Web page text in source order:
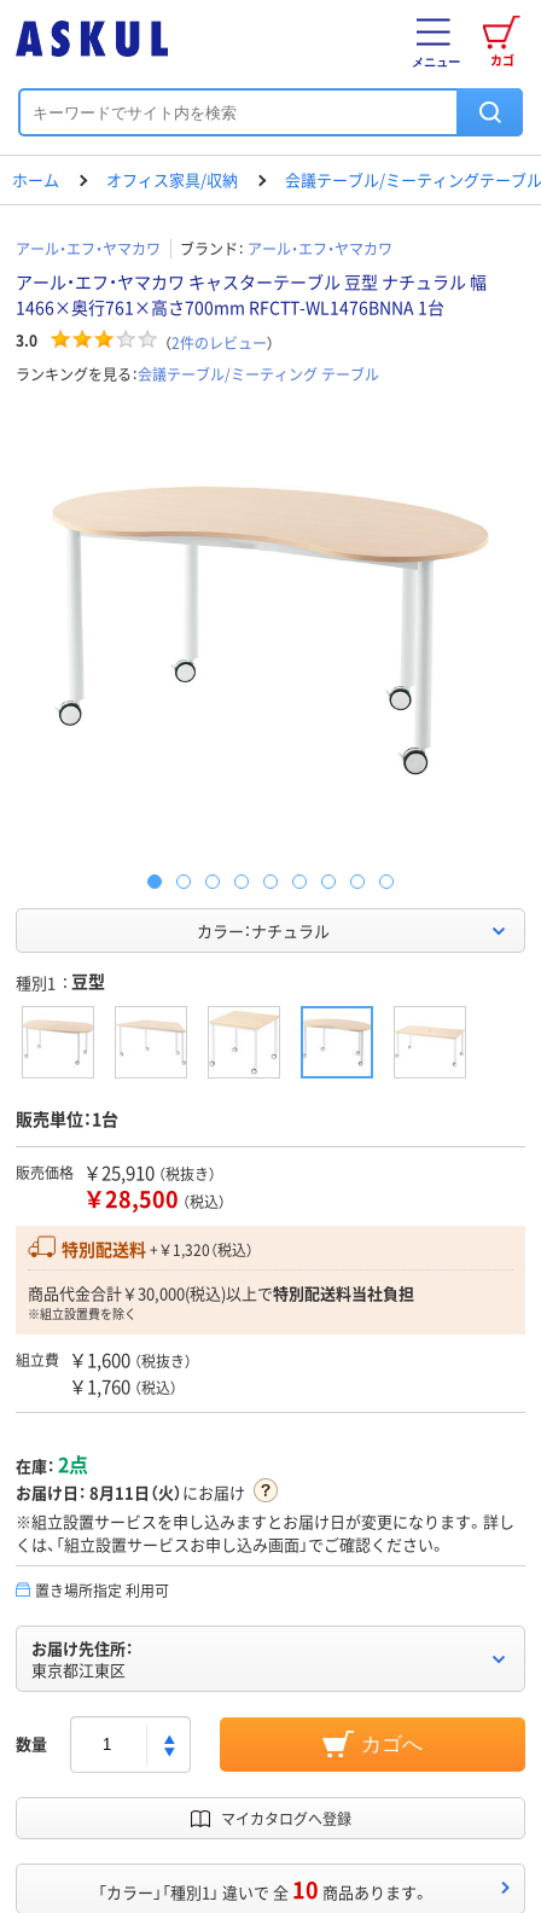
カゴ
メニュー
ホーム オフィス家具/収納 会議テーブル/ミーティングテーブル
アール・エフ・ヤマカワ ブランド： アール・エフ・ヤマカワ
アール・エフ・ヤマカワ キャスターテーブル 豆型 ナチュラル 幅
1466×奥行761×高さ700mm RFCTT-WL1476BNNA 1台
3.0 （2件のレビュー）
ランキングを見る：会議テーブル/ミーティング テーブル
カラー：ナチュラル
種別1 豆型
販売単位：1台
販売価格 ￥25,910 （税抜き）
￥28,500 （税込）
特別配送料+￥1,320（税込）
商品代金合計￥30,000(税込)以上で特別配送料当社負担
※組立設置費を除く
組立費 ￥1,600 （税抜き）
￥1,760 （税込）
在庫： 2点
お届け日： 8月11日（火）にお届け
※組立設置サービスを申し込みますとお届け日が変更になります。詳し
くは、「組立設置サービスお申し込み画面」でご確認ください。
置き場所指定 利用可
お届け先住所：
東京都江東区
数量 カゴへ
マイカタログへ登録
「カラー」「種別1」 違いで 全 10 商品あります。